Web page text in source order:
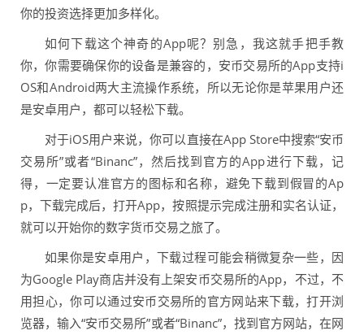
你的投资选择更加多样化。
如何下载这个神奇的App呢？别急，我这就手把手教
你，你需要确保你的设备是兼容的，安币交易所的App支持i
OS和Android两大主流操作系统，所以无论你是苹果用户还
是安卓用户，都可以轻松下载。
对于iOS用户来说，你可以直接在App Store中搜索“安币
交易所”或者“Binanc”，然后找到官方的App进行下载，记
得，一定要认准官方的图标和名称，避免下载到假冒的Ap
p，下载完成后，打开App，按照提示完成注册和实名认证，
就可以开始你的数字货币交易之旅了。
如果你是安卓用户，下载过程可能会稍微复杂一些，因
为Google Play商店并没有上架安币交易所的App，不过，不
用担心，你可以通过安币交易所的官方网站来下载，打开浏
览器，输入“安币交易所”或者“Binanc”，找到官方网站，在网